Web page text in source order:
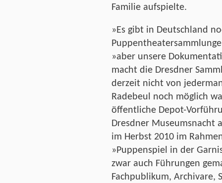
Familie aufspielte.
»Es gibt in Deutschland
»aber unsere
macht die Dresdner
derzeit nicht von
Radebeul noch möglich
öffentliche Depot-
Dresdner Museumsnacht
im Herbst 2010 im
»Puppenspiel in der
zwar auch Führungen
Fachpublikum, Archivare,